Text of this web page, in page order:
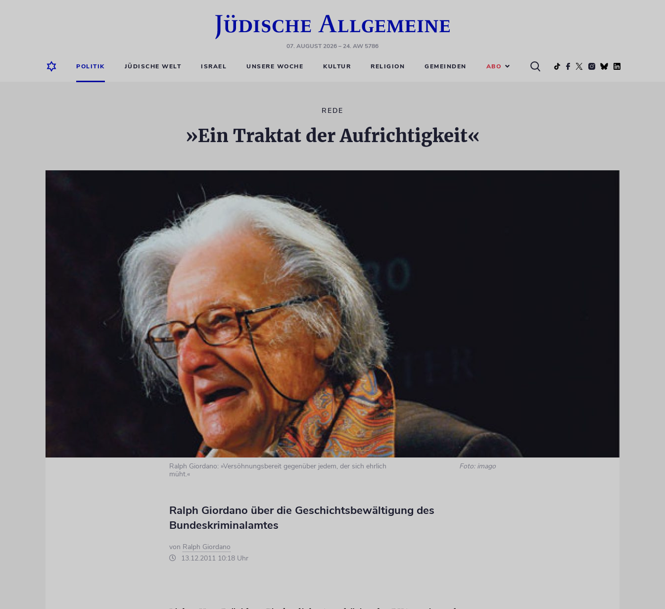
07. AUGUST 2026– 24. AW 5786
POLITIK JÜDISCHE WELT ISRAEL UNSERE WOCHE KULTUR RELIGION GEMEINDEN ABO
REDE
»Ein Traktat der Aufrichtigkeit«
Ralph Giordano: »Versöhnungsbereit gegenüber jedem, der sich ehrlich
müht.«
Foto: imago
Ralph Giordano über die Geschichtsbewältigung des
Bundeskriminalamtes
von Ralph Giordano
13.12.2011 10:18 Uhr